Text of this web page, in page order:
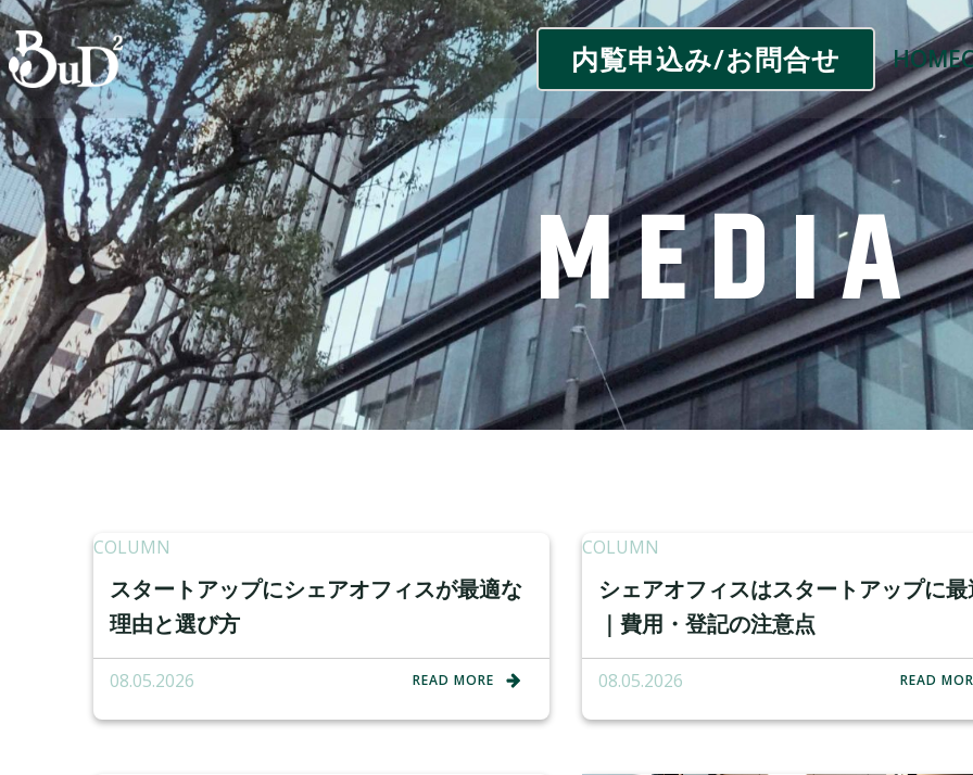
内覧申込み/お問合せ HOME
MEDIA
COLUMN
スタートアップにシェアオフィスが最適な
理由と選び方
08.05.2026 READ MORE
COLUMN
シェアオフィスはスタートアップに
｜費用・登記の注意点
08.05.2026 READ